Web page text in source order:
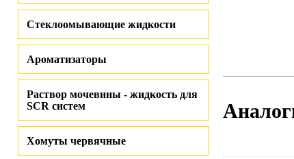
Стеклоомывающие жидкости
Ароматизаторы
Раствор мочевины - жидкость для
SCR систем
Хомуты червячные